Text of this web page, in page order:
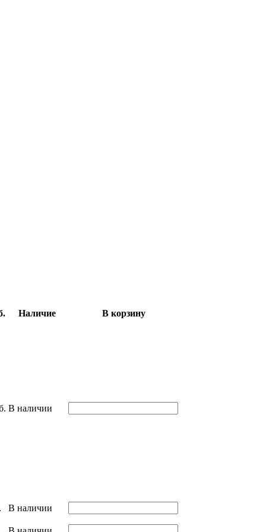
Наличие В корзину
В наличии
В наличии